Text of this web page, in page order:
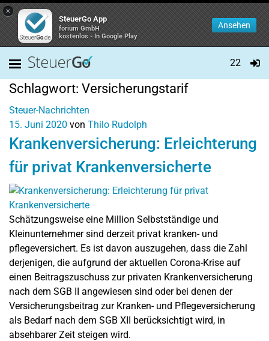
×
SteuerGo App
forium GmbH
kostenlos - In Google Play
Ansehen
22
Schlagwort: Versicherungstarif
Steuer-Nachrichten
15. Juni 2020 von Thilo Rudolph
Krankenversicherung: Erleichterung
für privat Krankenversicherte
Schätzungsweise eine Million Selbstständige und
Kleinunternehmer sind derzeit privat kranken- und
pflegeversichert. Es ist davon auszugehen, dass die Zahl
derjenigen, die aufgrund der aktuellen Corona-Krise auf
einen Beitragszuschuss zur privaten Krankenversicherung
nach dem SGB II angewiesen sind oder bei denen der
Versicherungsbeitrag zur Kranken- und Pflegeversicherung
als Bedarf nach dem SGB XII berücksichtigt wird, in
absehbarer Zeit steigen wird.